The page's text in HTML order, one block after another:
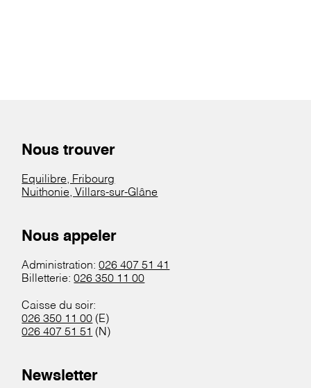
Nous trouver
Equilibre, Fribourg
Nuithonie, Villars-sur-Glâne
Nous appeler
Administration:026 407 51 41
Billetterie:026 350 11 00
Caisse du soir:
026 350 11 00 (E)
026 407 51 51 (N)
Newsletter